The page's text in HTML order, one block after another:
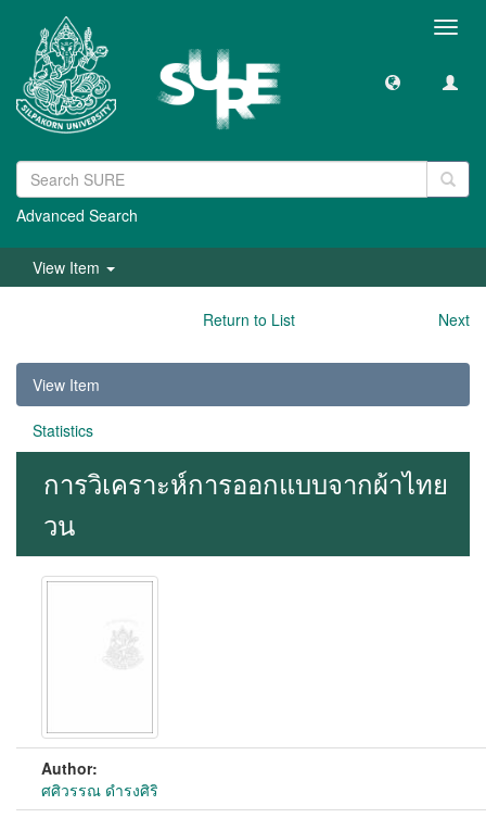
Advanced Search
View Item
Return to List Next
View Item
Statistics
การวิเคราะห์การออกแบบจากผ้าไทย
วน
Author:
ศศิวรรณ ดำรงศิริ